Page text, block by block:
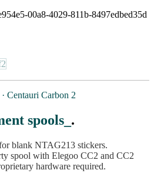
00a8-4029-811b-8497edbed35d
Centauri Carbon 2
spools .
blank NTAG213 stickers.
spool with Elegoo CC2 and CC2
hardware required.